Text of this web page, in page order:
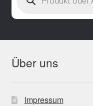
Über uns
Impressum